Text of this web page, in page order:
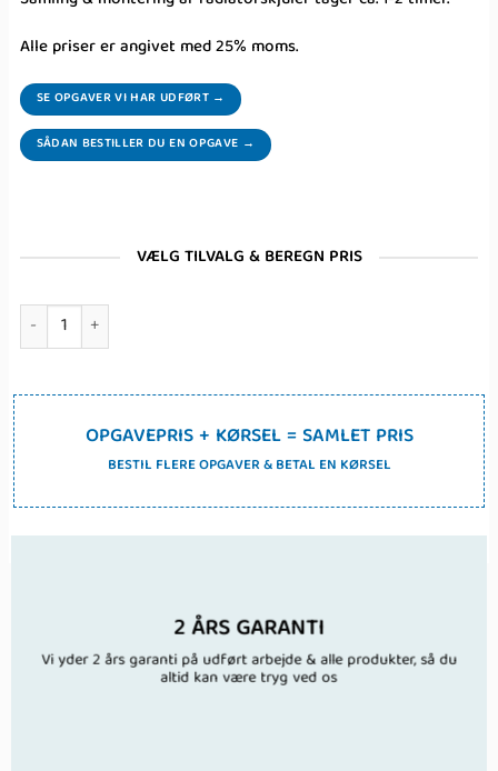
Alle priser er angivet med 25% moms.
SE OPGAVER VI HAR UDFØRT →
SÅDAN BESTILLER DU EN OPGAVE →
VÆLG TILVALG & BEREGN PRIS
Montering af radiatorskjuler antal
OPGAVEPRIS + KØRSEL = SAMLET PRIS
BESTIL FLERE OPGAVER & BETAL EN KØRSEL
2 ÅRS GARANTI
Vi yder 2 års garanti på udført arbejde & alle produkter, så du
altid kan være tryg ved os